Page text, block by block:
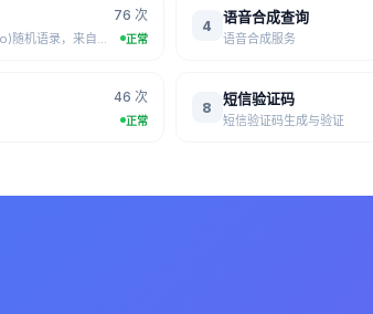
76 次
正常
4
语音合成查询
语音合成服务
46 次
正常
8
短信验证码
短信验证码生成与验证